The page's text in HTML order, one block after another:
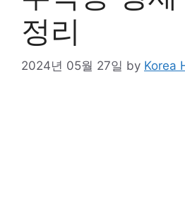
정리
2024년 05월 27일 by Korea